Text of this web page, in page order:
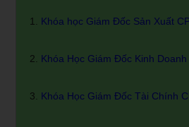
Khóa học Giám Đốc Sản Xuất
Khóa Học Giám Đốc Kinh Doanh
Khóa Học Giám Đốc Tài Chính